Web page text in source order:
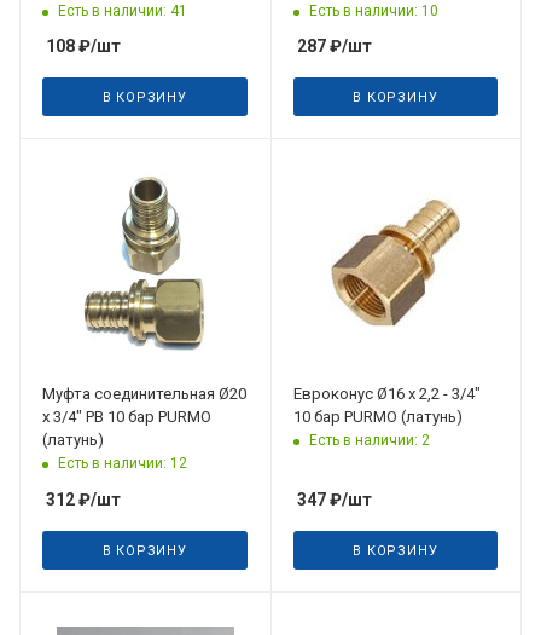
Есть в наличии: 41
108₽/шт
В КОРЗИНУ
Есть в наличии: 10
287₽/шт
В КОРЗИНУ
Муфта соединительная Ø20
х 3/4" РВ 10 бар PURMO
(латунь)
Есть в наличии: 12
312₽/шт
В КОРЗИНУ
Евроконус Ø16 x 2,2 - 3/4"
10 бар PURMO (латунь)
Есть в наличии: 2
347₽/шт
В КОРЗИНУ